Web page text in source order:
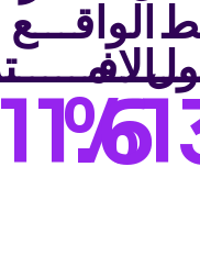
الواقـــع